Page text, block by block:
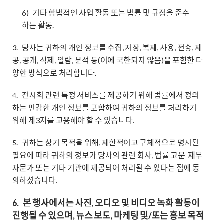
6) 기타 합법적인 사업 활동 또는 법률 및 규정을 준수
하는 활동.
3. 당사는 귀하의 개인 정보를 수집, 저장, 복제, 사용, 전송, 제
공, 공개, 삭제, 열람, 분석 등(이에 국한되지 않음)을 포함한 다
양한 방식으로 처리합니다.
4. 전시회 관련 특정 서비스를 제공하기 위해 법률에서 정의
하는 민감한 개인 정보를 포함하여 귀하의 정보를 처리하기
위해 제3자를 고용해야 할 수 있습니다.
5. 귀하는 상기 목적을 위해, 제한적이고 구체적으로 명시된
필요에 따라 귀하의 정보가 당사의 관련 회사, 법률 고문, 재무
자문가 또는 기타 기관에 제공되어 처리될 수 있다는 점에 동
의하셨습니다.
6. 본 행사에서는 사진, 오디오 및 비디오 녹화 활동이
진행될 수 있으며, 뉴스 보도, 마케팅 및/또는 홍보 목적